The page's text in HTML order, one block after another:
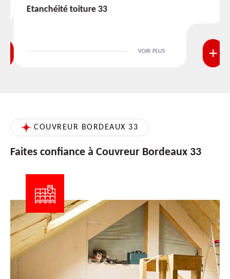
Etanchéité toiture 33
VOIR PLUS
COUVREUR BORDEAUX 33
Faites confiance à Couvreur Bordeaux 33